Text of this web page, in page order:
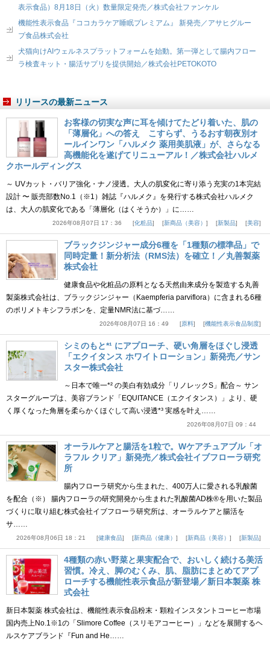
表示食品）8月18日（火）数量限定発売／株式会社ファンケル
機能性表示食品『ココカラケア睡眠プレミアム』 新発売／アサヒグルー
プ食品株式会社
犬猫向けAIウェルネスプラットフォームを始動。第一弾として腸内フロー
ラ検査キット・腸活サプリを提供開始／株式会社PETOKOTO
リリースの最新ニュース
お客様の切実な声に耳を傾けてたどり着いた、肌の
「薄層化」への答え こすらず、うるおす朝夜別オ
ールインワン「ハルメク 薬用美肌液」が、さらなる
高機能化を遂げてリニューアル！／株式会社ハルメ
クホールディングス
～ UVカット・バリア強化・ナノ浸透。大人の肌変化に寄り添う充実の1本完結
設計 〜 販売部数No.1（※1）雑誌『ハルメク』を発行する株式会社ハルメク
は、大人の肌変化である「薄層化（はくそうか）」に……
2026年08月07日 17：36 化粧品 新商品（美容） 新製品 美容
ブラックジンジャー成分6種を「1種類の標準品」で
同時定量！新分析法（RMS法）を確立！／丸善製薬
株式会社
健康食品や化粧品の原料となる天然由来成分を製造する丸善
製薬株式会社は、ブラックジンジャー（Kaempferia parviflora）に含まれる6種
のポリメトキシフラボンを、定量NMR法に基づ……
2026年08月07日 16：49 原料 機能性表示食品制度
シミのもと*¹ にアプローチ、硬い角層をほぐし浸透
「エクイタンス ホワイトローション」新発売／サン
スター株式会社
～日本で唯一*² の美白有効成分「リノレックS」配合～ サン
スターグループは、美容ブランド「EQUITANCE（エクイタンス）」より、硬
く厚くなった角層を柔らかくほぐして高い浸透*³ 実感を叶え……
2026年08月07日 09：44
オーラルケアと腸活を1粒で。Wケアチュアブル「オ
ラフル クリア」新発売／株式会社イブフローラ研究
所
腸内フローラ研究から生まれた、400万人に愛される乳酸菌
を配合（※） 腸内フローラの研究開発から生まれた乳酸菌AD株®を用いた製品
づくりに取り組む株式会社イブフローラ研究所は、オーラルケアと腸活を
サ……
2026年08月06日 18：21 健康食品 新商品（健康） 新商品（美容） 新製品
4種類の赤い野菜と果実配合で、おいしく続ける美活
習慣。冷え、脚のむくみ、肌、脂肪にまとめてアプ
ローチする機能性表示食品が新登場／新日本製薬 株
式会社
新日本製薬 株式会社は、機能性表示食品粉末・顆粒インスタントコーヒー市場
国内売上No.1※1の「Slimore Coffee（スリモアコーヒー）」などを展開するヘ
ルスケアブランド『Fun and He……